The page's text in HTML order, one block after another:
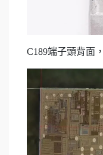
C189端子頭背面